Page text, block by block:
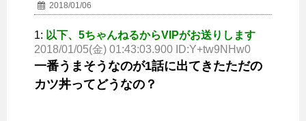
2018/01/06
1: 以下、5ちゃんねるからVIPがお送りします
2018/01/05(金) 01:43:03.900 ID:Y+tw9NHw0
一番うまそうなのが1話に出てきたただの
カツ丼ってどうなの？